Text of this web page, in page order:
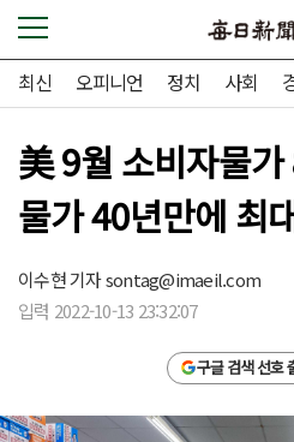
최신 오피니언 정치 사회
美 9월 소비자물
물가 40년만에 최
이수현 기자sontag@imaeil.com
입력 2022-10-13 23:32:07
구글 검색 선호